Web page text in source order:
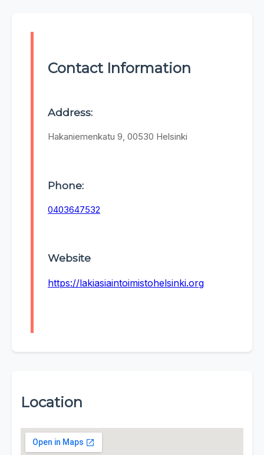
Contact Information
Address:
Hakaniemenkatu 9, 00530 Helsinki
Phone:
0403647532
Website
https://lakiasiaintoimistohelsinki.org
Location